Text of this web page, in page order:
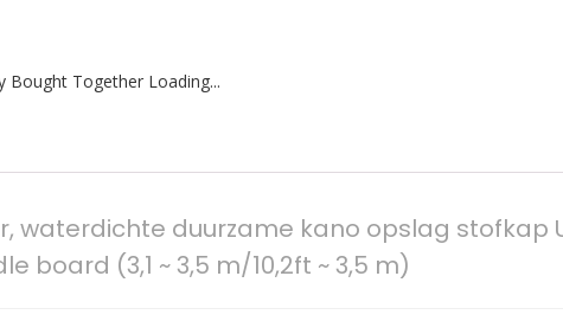
Bought Together Loading...
waterdichte duurzame kano opslag stofkap
(3,1 ~ 3,5 m/10,2ft ~ 3,5 m)